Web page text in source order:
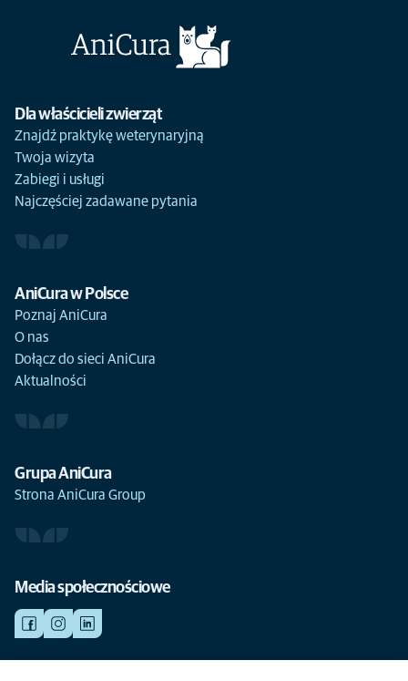
Dla właścicieli zwierząt
Znajdź praktykę weterynaryjną
Twoja wizyta
Zabiegi i usługi
Najczęściej zadawane pytania
AniCura w Polsce
Poznaj AniCura
O nas
Dołącz do sieci AniCura
Aktualności
Grupa AniCura
Strona AniCura Group
Media społecznościowe